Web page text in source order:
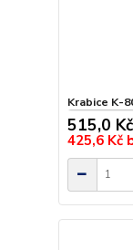
Krabice K-
515,0 Kč
425,6 Kč